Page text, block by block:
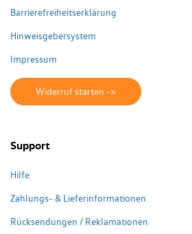
Barrierefreiheitserklärung
Hinweisgebersystem
Impressum
Widerruf starten ->
Support
Hilfe
Zahlungs- & Lieferinformationen
Rücksendungen / Reklamationen